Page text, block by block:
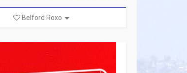
Belford Roxo